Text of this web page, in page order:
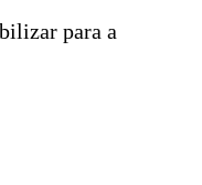
para a